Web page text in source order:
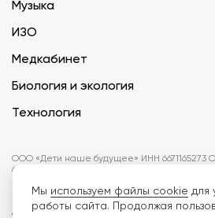
Музыка
ИЗО
Медкабинет
Биология и экология
Технология
ООО «Дети наше будущее» ИНН 6671165273
667101001 БИК 046577674
Информация на сайте не является
могут отличаться от поставляемых товаров.
собой право изменить цены и
Мы используем файлы cookie для
работы сайта. Продолжая